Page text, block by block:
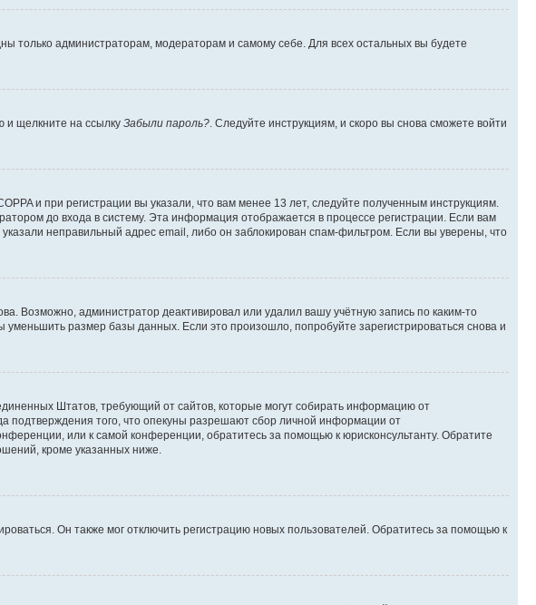
только администраторам, модераторам и самому себе. Для всех остальных вы будете
и щелкните на ссылку Забыли пароль? . Следуйте инструкциям, и скоро вы снова сможете войти
и при регистрации вы указали, что вам менее 13 лет, следуйте полученным инструкциям.
до входа в систему. Эта информация отображается в процессе регистрации. Если вам
неправильный адрес email, либо он заблокирован спам-фильтром. Если вы уверены, что
Возможно, администратор деактивировал или удалил вашу учётную запись по каким-то
размер базы данных. Если это произошло, попробуйте зарегистрироваться снова и
Штатов, требующий от сайтов, которые могут собирать информацию от
подтверждения того, что опекуны разрешают сбор личной информации от
или к самой конференции, обратитесь за помощью к юрисконсультанту. Обратите
кроме указанных ниже.
Он также мог отключить регистрацию новых пользователей. Обратитесь за помощью к